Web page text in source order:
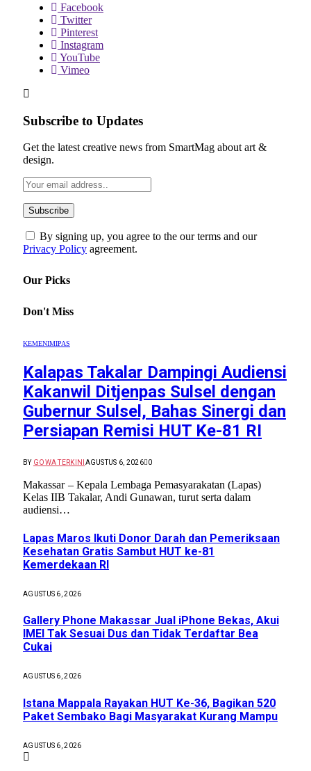
Facebook
Twitter
Pinterest
Instagram
YouTube
Vimeo
Subscribe to Updates
Get the latest creative news from SmartMag about art &
design.
By signing up, you agree to the our terms and our
Privacy Policy agreement.
Our Picks
Don't Miss
KEMENIMIPAS
Kalapas Takalar Dampingi Audiensi
Kakanwil Ditjenpas Sulsel dengan
Gubernur Sulsel, Bahas Sinergi dan
Persiapan Remisi HUT Ke-81 RI
BY GOWA TERKINI AGUSTUS 6, 2026 0
Makassar – Kepala Lembaga Pemasyarakatan (Lapas)
Kelas IIB Takalar, Andi Gunawan, turut serta dalam
audiensi…
Lapas Maros Ikuti Donor Darah dan Pemeriksaan
Kesehatan Gratis Sambut HUT ke-81
Kemerdekaan RI
AGUSTUS 6, 2026
Gallery Phone Makassar Jual iPhone Bekas, Akui
IMEI Tak Sesuai Dus dan Tidak Terdaftar Bea
Cukai
AGUSTUS 6, 2026
Istana Mappala Rayakan HUT Ke-36, Bagikan 520
Paket Sembako Bagi Masyarakat Kurang Mampu
AGUSTUS 6, 2026